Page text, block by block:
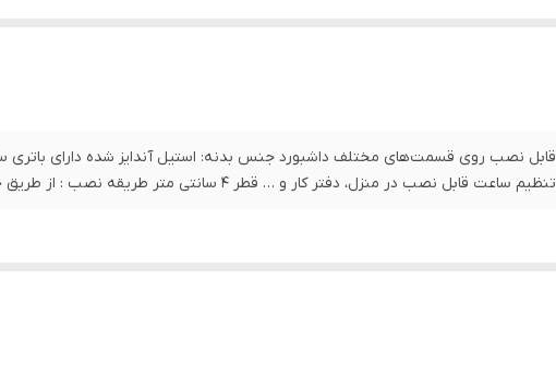
قابل نصب روی قسمت‌های مختلف داشبورد جنس بدنه: استیل آندایز شده دارای باتری
تنظیم ساعت قابل نصب در منزل، دفتر کار و … قطر 4 سانتی متر طریقه نصب : از طریق چسب دو طرفه